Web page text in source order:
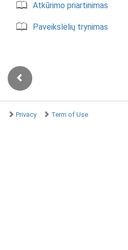
Atkūrimo priartinimas
Paveikslėlių trynimas
Privacy Term of Use